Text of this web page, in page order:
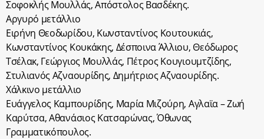
Σοφοκλής Μουλλάς, Απόστολος Βασδέκης.
Αργυρό μετάλλιο
Ειρήνη Θεοδωρίδου, Κωνσταντίνος Κουτουκιάς,
Κωνσταντίνος Κουκάκης, Δέσποινα Άλλιου, Θεόδωρος
Τσέλακ, Γεώργιος Μουλλάς, Πέτρος Κουγιουμτζίδης,
Στυλιανός Αζναουρίδης, Δημήτριος Αζναουρίδης.
Χάλκινο μετάλλιο
Ευάγγελος Καμπουρίδης, Μαρία Μιζούρη, Αγλαϊα – Ζωή
Καρύτσα, Αθανάσιος Κατσαρώνας, Όθωνας
Γραμματικόπουλος.